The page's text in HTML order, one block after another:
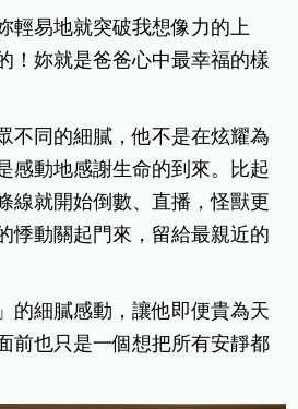
輕易地就突破我想像力的上
！妳就是爸爸心中最幸福的樣
不同的細膩，他不是在炫耀為
感動地感謝生命的到來。比起
線就開始倒數、直播，怪獸更
悸動關起門來，留給最親近的
的細膩感動，讓他即便貴為天
前也只是一個想把所有安靜都